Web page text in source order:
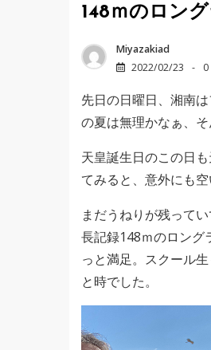
148ｍのロン
Miyazakiad
2022/02/23
先日の日曜日、湘南
の夏は無理かなぁ、
天皇誕生日のこの日
てみると、意外にも
まだうねりが残って
長記録148ｍのロング
っと満足。スクール
と時でした。